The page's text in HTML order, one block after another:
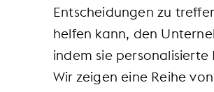
Entscheidungen zu
helfen kann, den
indem sie
Wir zeigen eine Reihe